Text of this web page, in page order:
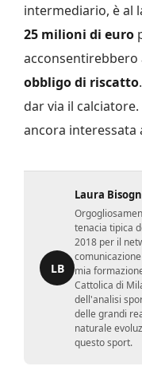
intermediario, è al
25 milioni di euro
acconsentirebbero
obbligo di riscatto
dar via il calciatore.
ancora interessata
LB
Laura
tenacia tipica
2018 per il
mia
Cattolica di
dell'analisi
delle grandi
naturale
questo sport.